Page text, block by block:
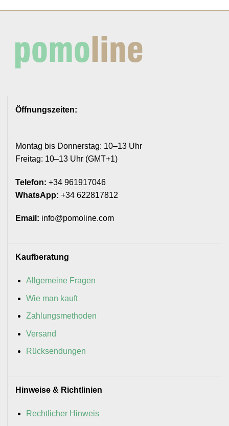
Öffnungszeiten:
Montag bis Donnerstag: 10–13 Uhr
Freitag: 10–13 Uhr (GMT+1)
Telefon: +34 961917046
WhatsApp: +34 622817812
Email: info@pomoline.com
Kaufberatung
Allgemeine Fragen
Wie man kauft
Zahlungsmethoden
Versand
Rücksendungen
Hinweise & Richtlinien
Rechtlicher Hinweis